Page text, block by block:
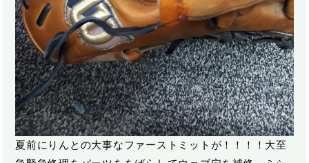
夏前にりんとの大事なファーストミットが！！！！大至